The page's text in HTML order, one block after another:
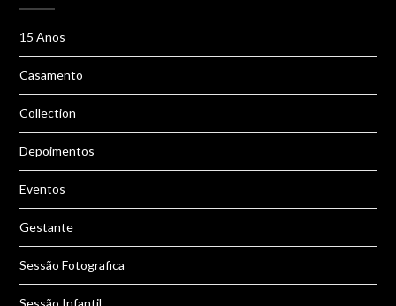
15 Anos
Casamento
Collection
Depoimentos
Eventos
Gestante
Sessão Fotografica